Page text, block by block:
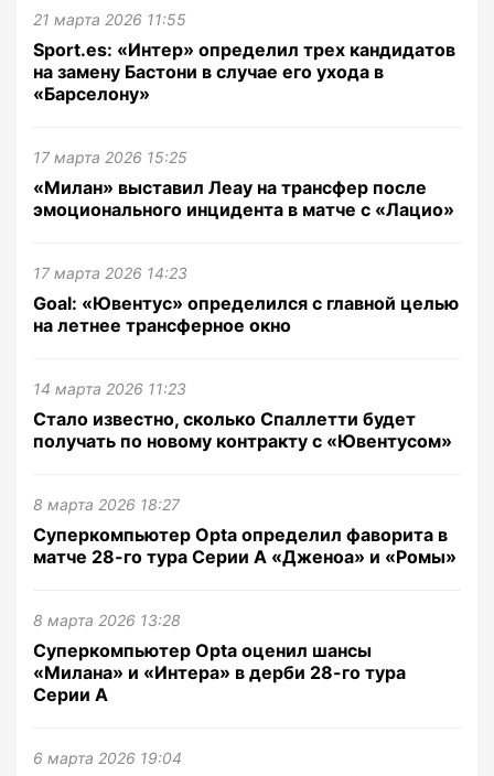
21 марта 2026 11:55
Sport.es: «Интер» определил трех кандидатов
на замену Бастони в случае его ухода в
«Барселону»
17 марта 2026 15:25
«Милан» выставил Леау на трансфер после
эмоционального инцидента в матче с «Лацио»
17 марта 2026 14:23
Goal: «Ювентус» определился с главной целью
на летнее трансферное окно
14 марта 2026 11:23
Стало известно, сколько Спаллетти будет
получать по новому контракту с «Ювентусом»
8 марта 2026 18:27
Суперкомпьютер Opta определил фаворита в
матче 28-го тура Серии А «Дженоа» и «Ромы»
8 марта 2026 13:28
Суперкомпьютер Opta оценил шансы
«Милана» и «Интера» в дерби 28-го тура
Серии А
6 марта 2026 19:04